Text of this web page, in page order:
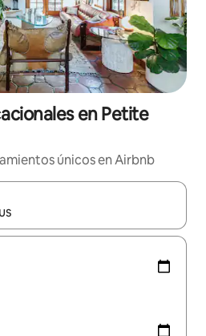
en Petite
únicos en Airbnb
disponibles, navegá con las